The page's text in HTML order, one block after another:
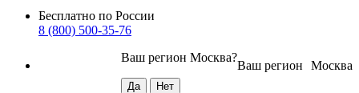
Бесплатно по России
8 (800) 500-35-76
Москва
Ваш регион
Ваш регион Москва?